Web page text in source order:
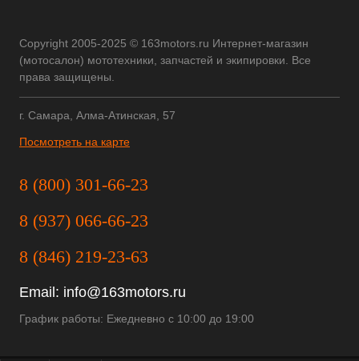
Copyright 2005-2025 © 163motors.ru Интернет-магазин
(мотосалон) мототехники, запчастей и экипировки. Все
права защищены.
г. Самара, Алма-Атинская, 57
Посмотреть на карте
8 (800) 301-66-23
8 (937) 066-66-23
8 (846) 219-23-63
Email: info@163motors.ru
График работы: Ежедневно с 10:00 до 19:00